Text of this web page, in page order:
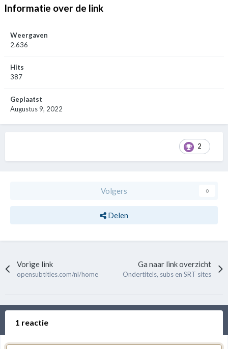
Informatie over de link
Weergaven
2.636
Hits
387
Geplaatst
Augustus 9, 2022
2
Volgers 0
Delen
Vorige link
opensubtitles.com/nl/home
Ga naar link overzicht
Ondertitels, subs en SRT sites
1 reactie